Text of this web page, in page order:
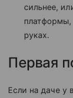
сильнее,
руках.
Первая
Если на даче у